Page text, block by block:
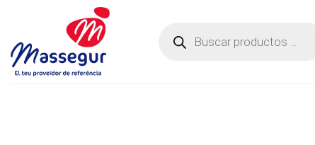
contenido
productos